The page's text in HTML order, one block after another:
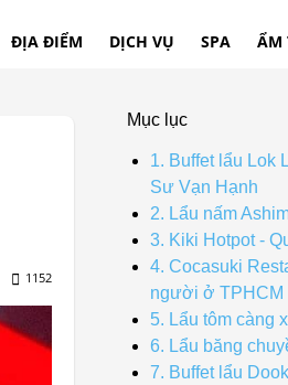
ĐỊA ĐIỂM DỊCH VỤ SPA ẨM
1152
Mục lục
1. Buffet lẩu Lok
Sư Vạn Hạnh
2. Lẩu nấm
3. Kiki Hotpot -
4. Cocasuki
người ở TPHCM
5. Lẩu tôm càng
6. Lẩu băng
7. Buffet lẩu